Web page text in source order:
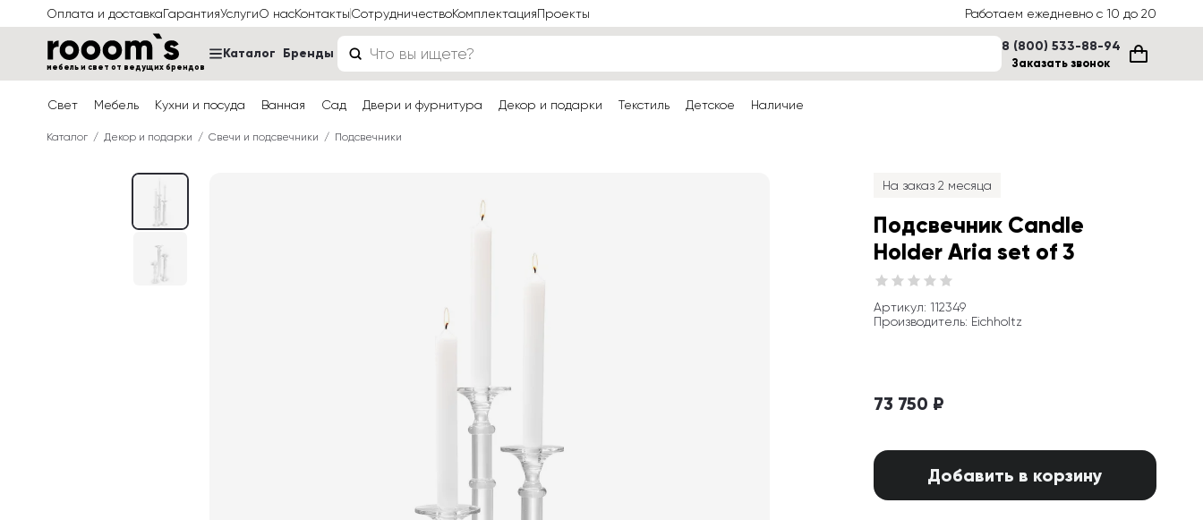
Оплата и доставкаГарантияУслугиО насКонтактыСотрудничествоКомплектацияПроекты Работаем ежедневно с 10 до 20
мебель и свет от ведущих брендов
Каталог Бренды 8 (800) 533-88-94
Заказать звонок
Свет Мебель Кухни и посуда Ванная Сад Двери и фурнитура Декор и подарки Текстиль Детское Наличие
Каталог Декор и подарки Свечи и подсвечники Подсвечники
На заказ 2 месяца
Подсвечник Candle
Holder Aria set of 3
Артикул: 112349
Производитель: Eichholtz
73 750 ₽
Добавить в корзину